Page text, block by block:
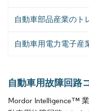
自動車部品産業のト
自動車用電力電子産
自動車用故障回路
Mordor Intelligence™